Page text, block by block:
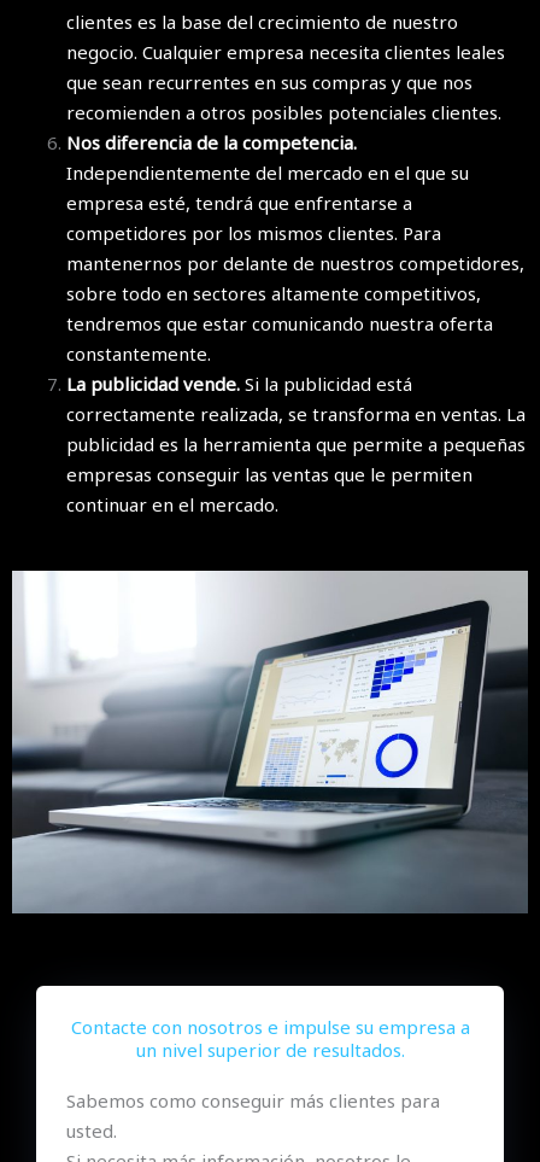
clientes es la base del crecimiento de nuestro
negocio. Cualquier empresa necesita clientes leales
que sean recurrentes en sus compras y que nos
recomienden a otros posibles potenciales clientes.
Nos diferencia de la competencia.
Independientemente del mercado en el que su
empresa esté, tendrá que enfrentarse a
competidores por los mismos clientes. Para
mantenernos por delante de nuestros competidores,
sobre todo en sectores altamente competitivos,
tendremos que estar comunicando nuestra oferta
constantemente.
La publicidad vende. Si la publicidad está
correctamente realizada, se transforma en ventas. La
publicidad es la herramienta que permite a pequeñas
empresas conseguir las ventas que le permiten
continuar en el mercado.
Contacte con nosotros e impulse su empresa a
un nivel superior de resultados.
Sabemos como conseguir más clientes para
usted.